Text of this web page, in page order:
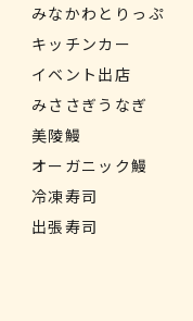
みなかわとりっぷ
キッチンカー
イベント出店
みささぎうなぎ
美陵鰻
オーガニック鰻
冷凍寿司
出張寿司